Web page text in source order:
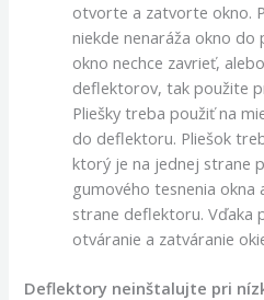
otvorte a zatvorte okno.
niekde nenaráža okno do
okno nechce zavrieť,
deflektorov, tak použite
Pliešky treba použiť na
do deflektoru. Pliešok
ktorý je na jednej strane
gumového tesnenia okna
strane deflektoru. Vďaka
otváranie a zatváranie
Deflektory neinštalujte pri